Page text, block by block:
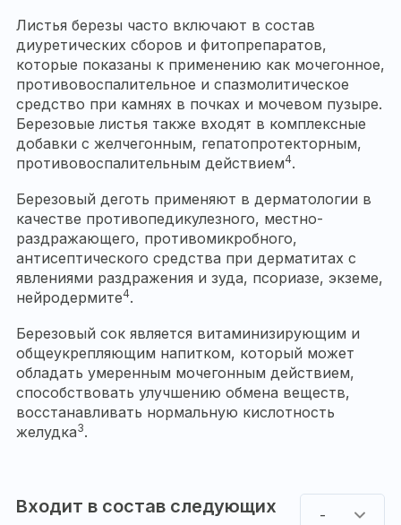
Листья березы часто включают в состав
диуретических сборов и фитопрепаратов,
которые показаны к применению как мочегонное,
противовоспалительное и спазмолитическое
средство при камнях в почках и мочевом пузыре.
Березовые листья также входят в комплексные
добавки с желчегонным, гепатопротекторным,
противовоспалительным действием4.
Березовый деготь применяют в дерматологии в
качестве противопедикулезного, местно-
раздражающего, противомикробного,
антисептического средства при дерматитах с
явлениями раздражения и зуда, псориазе, экземе,
нейродермите4.
Березовый сок является витаминизирующим и
общеукрепляющим напитком, который может
обладать умеренным мочегонным действием,
способствовать улучшению обмена веществ,
восстанавливать нормальную кислотность
желудка3.
Входит в состав следующих
-